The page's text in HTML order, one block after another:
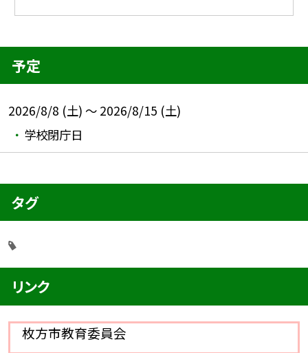
予定
2026/8/8 (土) ～ 2026/8/15 (土)
学校閉庁日
タグ
リンク
枚方市教育委員会